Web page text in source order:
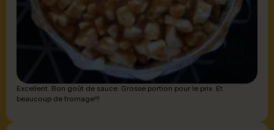
Excellent. Bon goût de sauce. Grosse portion pour le prix. Et
beaucoup de fromage!!!